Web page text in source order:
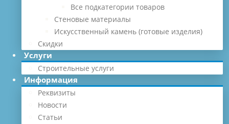
Все подкатегории товаров
Стеновые материалы
Искусственный камень (готовые изделия)
Скидки
Услуги
Строительные услуги
Информация
Реквизиты
Новости
Статьи